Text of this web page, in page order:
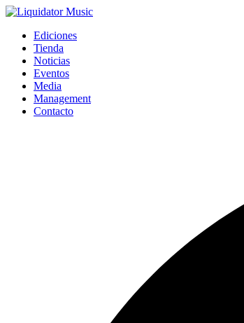
Ediciones
Tienda
Noticias
Eventos
Media
Management
Contacto